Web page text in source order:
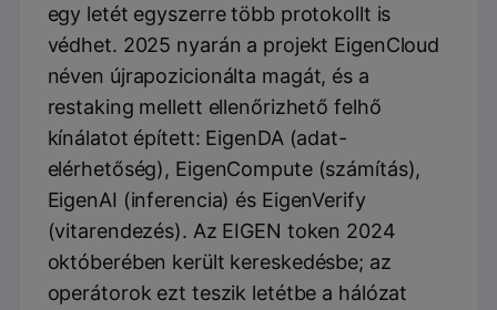
egy letét egyszerre több protokollt is
védhet. 2025 nyarán a projekt EigenCloud
néven újrapozicionálta magát, és a
restaking mellett ellenőrizhető felhő
kínálatot épített: EigenDA (adat-
elérhetőség), EigenCompute (számítás),
EigenAI (inferencia) és EigenVerify
(vitarendezés). Az EIGEN token 2024
októberében került kereskedésbe; az
operátorok ezt teszik letétbe a hálózat